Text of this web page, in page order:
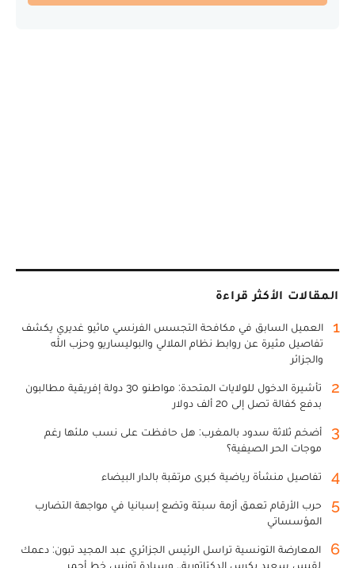
المقالات الأكثر قراءة
1
العميل السابق في مكافحة التجسس الفرنسي ماثيو غديري يكشف
تفاصيل مثيرة عن روابط نظام الملالي والبوليساريو وحزب الله
والجزائر
2
تأشيرة الدخول للولايات المتحدة: مواطنو 30 دولة إفريقية مطالبون
بدفع كفالة تصل إلى 20 ألف دولار
3
أضخم ثلاثة سدود بالمغرب: هل حافظت على نسب ملئها رغم
موجات الحر الصيفية؟
4 تفاصيل منشأة رياضية كبرى مرتقبة بالدار البيضاء
5
حرب الأرقام تعمق أزمة سبتة وتضع إسبانيا في مواجهة التضارب
المؤسساتي
6
المعارضة التونسية تراسل الرئيس الجزائري عبد المجيد تبون: دعمك
لقيس سعيد يكرس الدكتاتورية.. وسيادة تونس خط أحمر